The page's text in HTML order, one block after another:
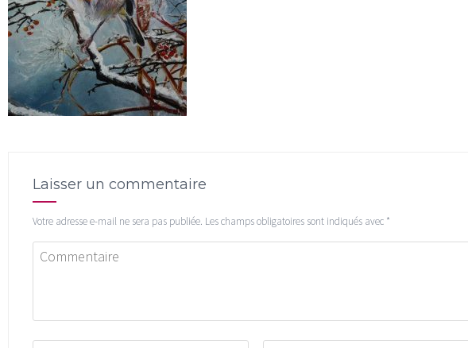
Laisser un commentaire
Votre adresse e-mail ne sera pas publiée. Les champs obligatoires sont indiqués avec *